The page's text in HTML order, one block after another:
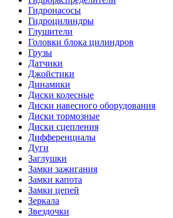
Гидронасосы
Гидроцилиндры
Глушители
Головки блока цилиндров
Грузы
Датчики
Джойстики
Динамики
Диски колесные
Диски навесного оборудования
Диски тормозные
Диски сцепления
Дифференциалы
Дуги
Заглушки
Замки зажигания
Замки капота
Замки цепей
Зеркала
Звездочки